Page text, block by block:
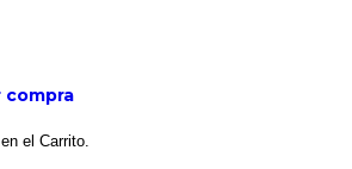
compra
el Carrito.